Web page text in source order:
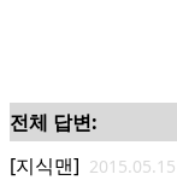
전체 답변:
[지식맨] 2015.05.15